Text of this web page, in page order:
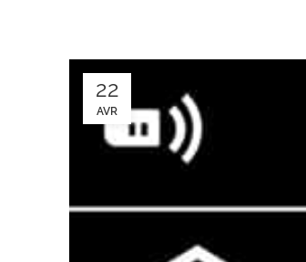
22
AVR